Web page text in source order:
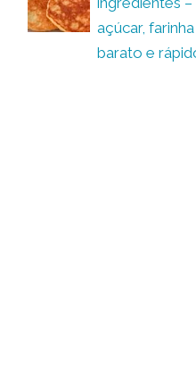
açúcar,
barato e